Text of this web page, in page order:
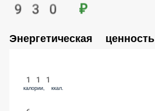
930 ₽
Энергетическая ценность
111
калории, ккал.